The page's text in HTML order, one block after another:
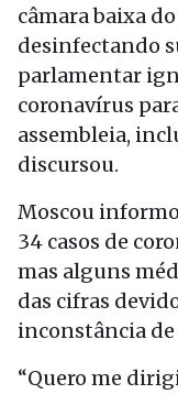
câmara baixa
desinfectando
parlamentar
coronavírus
assembleia,
discursou.
Moscou
34 casos de
mas alguns
das cifras
inconstância de
“Quero me